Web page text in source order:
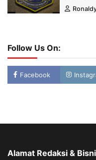
Follow Us On:
Facebook
Alamat Redaksi &